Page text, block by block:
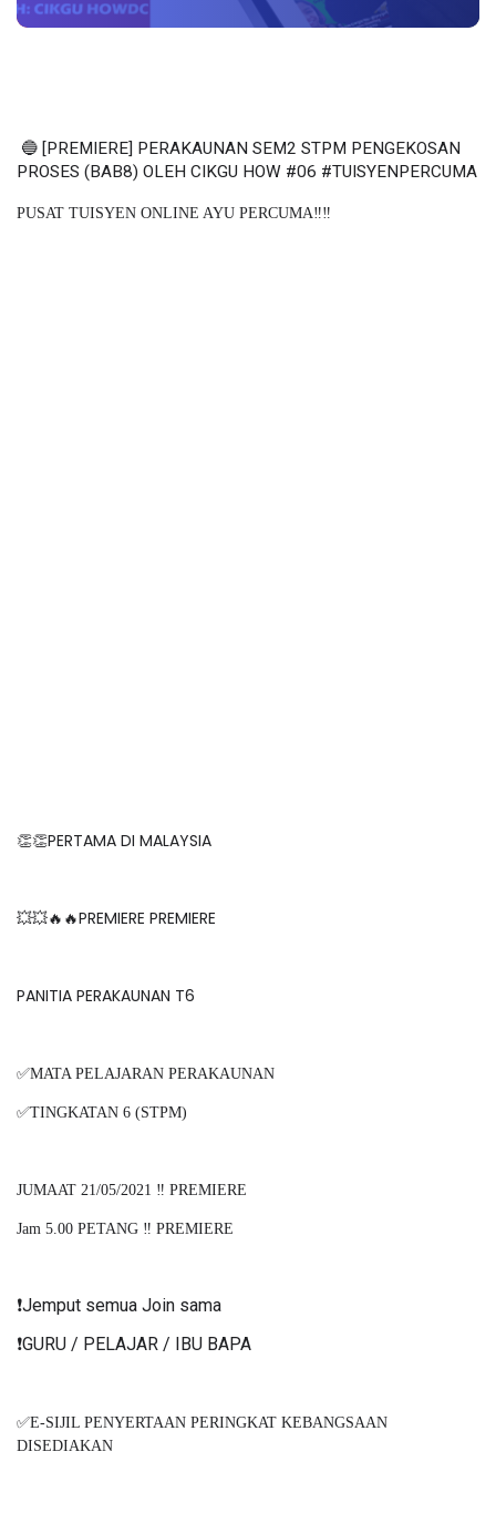
🔵 [PREMIERE] PERAKAUNAN SEM2 STPM PENGEKOSAN
PROSES (BAB8) OLEH CIKGU HOW #06 #TUISYENPERCUMA
PUSAT TUISYEN ONLINE AYU PERCUMA‼️‼️
👏👏PERTAMA DI MALAYSIA
💥💥🔥🔥PREMIERE PREMIERE
PANITIA PERAKAUNAN T6
✅MATA PELAJARAN PERAKAUNAN
✅TINGKATAN 6 (STPM)
JUMAAT 21/05/2021 ‼️ PREMIERE
Jam 5.00 PETANG ‼️ PREMIERE
❗️Jemput semua Join sama
❗️GURU / PELAJAR / IBU BAPA
✅E-SIJIL PENYERTAAN PERINGKAT KEBANGSAAN
DISEDIAKAN